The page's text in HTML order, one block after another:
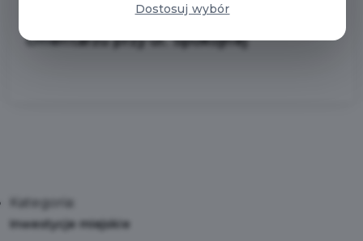
cmentarzu przy ul. Spokojnej
Kategoria:
Inwestycje miejskie
Dostosuj wybór